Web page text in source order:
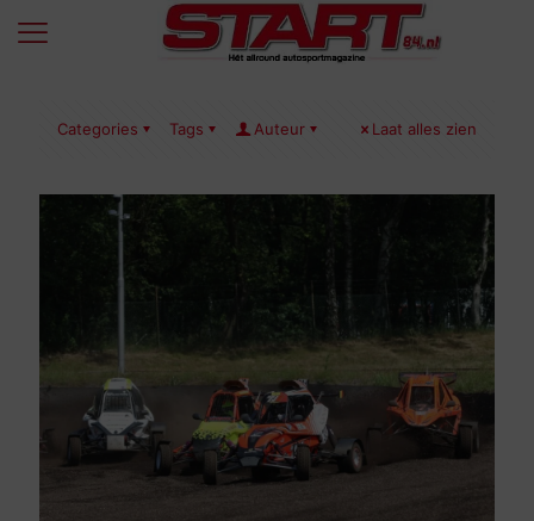
Categories Tags Auteur Laat alles zien